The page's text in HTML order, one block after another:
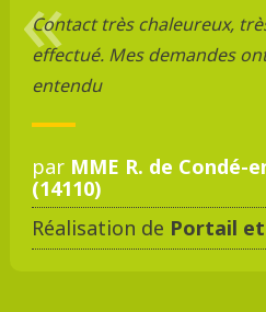
Contact très chaleureux,
effectué. Mes demandes
entendu
par MME R. de Condé-
(14110)
Réalisation de Portail